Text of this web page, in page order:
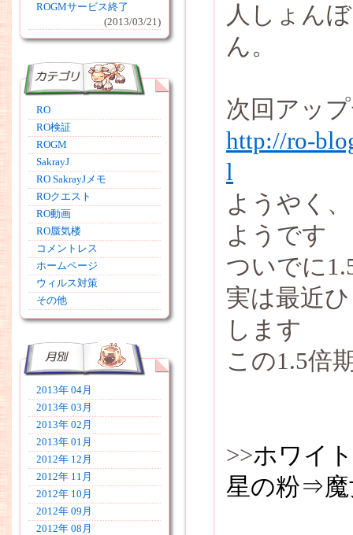
ROGMサービス終了
(2013/03/21)
RO
RO検証
ROGM
SakrayJ
RO SakrayJメモ
ROクエスト
RO動画
RO蜃気楼
コメントレス
ホームページ
ウィルス対策
その他
2013年 04月
2013年 03月
2013年 02月
2013年 01月
2012年 12月
2012年 11月
2012年 10月
2012年 09月
2012年 08月
人しょん
ん。
次回アッ
http://ro-
l
ようやく
ようです
ついでに
実は最近
します
この1.5倍
>>ホワイ
星の粉⇒魔